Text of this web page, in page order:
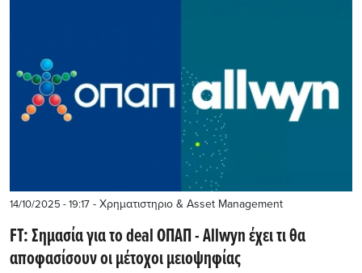
14/10/2025 - 19:17 - Χρηματιστηριο & Asset Management
FT: Σημασία για το deal ΟΠΑΠ - Allwyn έχει τι θα
αποφασίσουν οι μέτοχοι μειοψηφίας